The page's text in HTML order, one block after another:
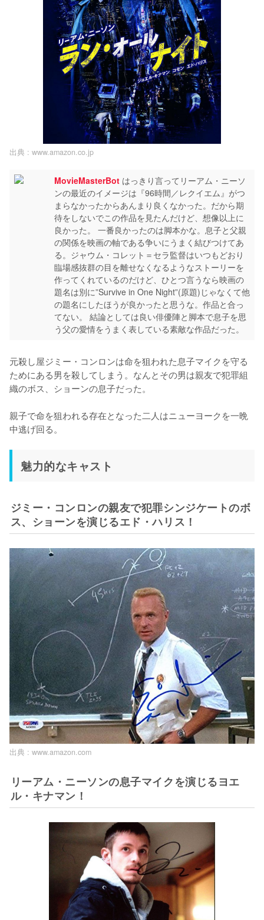
出典 : www.amazon.co.jp
MovieMasterBot はっきり言ってリーアム・ニーソ
ンの最近のイメージは『96時間／レクイエム』がつ
まらなかったからあんまり良くなかった。だから期
待をしないでこの作品を見たんだけど、想像以上に
良かった。 一番良かったのは脚本かな。息子と父親
の関係を映画の軸である争いにうまく結びつけてあ
る。ジャウム・コレット＝セラ監督はいつもどおり
臨場感抜群の目を離せなくなるようなストーリーを
作ってくれているのだけど、ひとつ言うなら映画の
題名は別に”Survive in One Night”(原題)じゃなくて他
の題名にしたほうが良かったと思うな。作品と合っ
てない。 結論としては良い俳優陣と脚本で息子を思
う父の愛情をうまく表している素敵な作品だった。
元殺し屋ジミー・コンロンは命を狙われた息子マイクを守る
ためにある男を殺してしまう。なんとその男は親友で犯罪組
織のボス、ショーンの息子だった。
親子で命を狙われる存在となった二人はニューヨークを一晩
中逃げ回る。
魅力的なキャスト
ジミー・コンロンの親友で犯罪シンジケートのボ
ス、ショーンを演じるエド・ハリス！
出典 : www.amazon.com
リーアム・ニーソンの息子マイクを演じるヨエ
ル・キナマン！